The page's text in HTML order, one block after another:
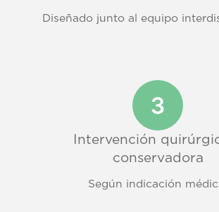
Diseñado junto al equipo
Intervención
conservadora
Según indicación